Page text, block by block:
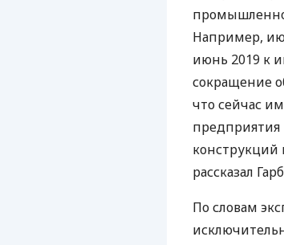
Например,
июнь 2019 к
сокращение
что сейчас
предприятия
конструкций
рассказал
По словам